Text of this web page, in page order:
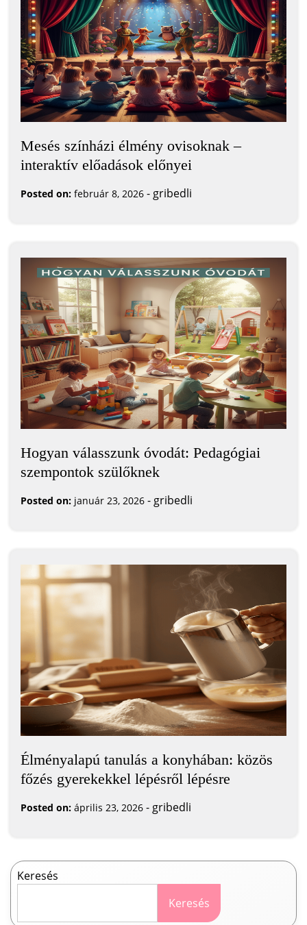
Mesés színházi élmény ovisoknak –
interaktív előadások előnyei
Posted on: február 8, 2026 - gribedli
Hogyan válasszunk óvodát: Pedagógiai
szempontok szülőknek
Posted on: január 23, 2026 - gribedli
Élményalapú tanulás a konyhában: közös
főzés gyerekekkel lépésről lépésre
Posted on: április 23, 2026 - gribedli
Keresés
Keresés